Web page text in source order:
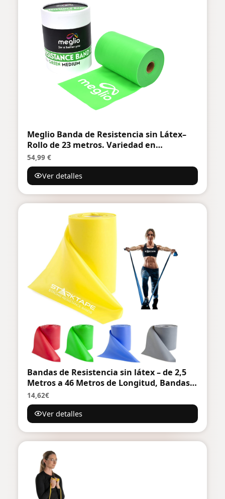
Meglio Banda de Resistencia sin Látex–
Rollo de 23 metros. Variedad en
resistencia - Cinco niveles desde extra
suave hasta extra fuerte. Para
fisioterapia y rehabilitación, deportistas,
yoga, pilates y rutinas
54,99 €
Ver detalles
Bandas de Resistencia sin látex – de 2,5
Metros a 46 Metros de Longitud, Bandas
de Resistencia Profesionales para
Entrenamiento en casa, Fisioterapia,
Pilates, Entrenamiento de Fuerza y
14,62€
Ver detalles